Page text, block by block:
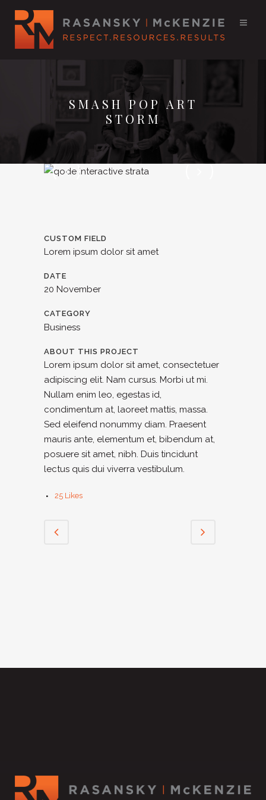
SMASH POP ART
STORM
CUSTOM FIELD
Lorem ipsum dolor sit amet
DATE
20 November
CATEGORY
Business
ABOUT THIS PROJECT
Lorem ipsum dolor sit amet, consectetuer
adipiscing elit. Nam cursus. Morbi ut mi.
Nullam enim leo, egestas id,
condimentum at, laoreet mattis, massa.
Sed eleifend nonummy diam. Praesent
mauris ante, elementum et, bibendum at,
posuere sit amet, nibh. Duis tincidunt
lectus quis dui viverra vestibulum.
25 Likes